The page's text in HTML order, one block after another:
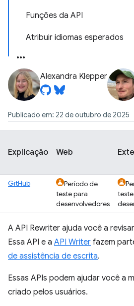
Funções da API
Atribuir idiomas esperados
Alexandra Klepper
Publicado em: 22 de outubro de 2025
Explicação Web
GitHub
Período de
teste para
desenvolvedores
A API Rewriter ajuda você a
Essa API e a API Writer fazem
de assistência de escrita.
Essas APIs podem ajudar você a
criado pelos usuários.